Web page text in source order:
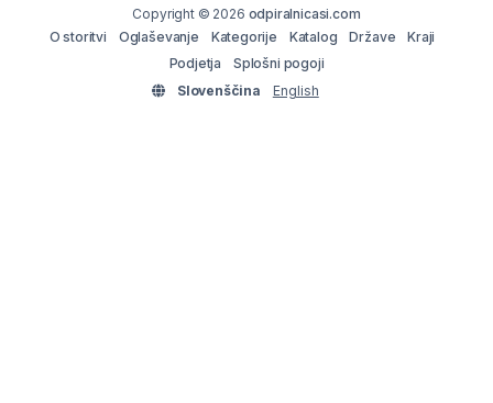
Copyright © 2026 odpiralnicasi.com
O storitvi
Oglaševanje Kategorije Katalog Države
Kraji
Podjetja
Splošni pogoji
Slovenščina
English